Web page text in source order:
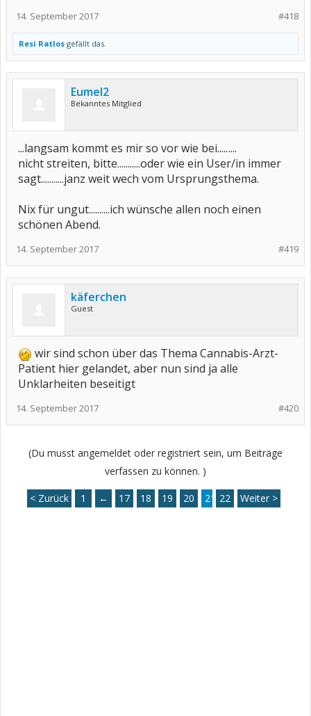
#418
14. September 2017
Resi Ratlos gefällt das.
Eumel2
Bekanntes Mitglied
...langsam kommt es mir so vor wie bei.........
nicht streiten, bitte...........oder wie ein User/in immer
sagt...........janz weit wech vom Ursprungsthema.
Nix für ungut..........ich wünsche allen noch einen
schönen Abend.
#419
14. September 2017
käferchen
Guest
wir sind schon über das Thema Cannabis-Arzt-
Patient hier gelandet, aber nun sind ja alle
Unklarheiten beseitigt
#420
14. September 2017
(Du musst angemeldet oder registriert sein, um Beiträge
verfassen zu können. )
< Zurück 1 ← 17 18 19 20 21 22 Weiter >